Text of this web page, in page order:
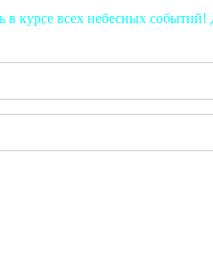
в курсе всех небесных событий!